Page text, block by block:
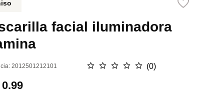
facial iluminadora
:2012501212101 ☆ ☆ ☆ ☆ ☆ (0)
0.99